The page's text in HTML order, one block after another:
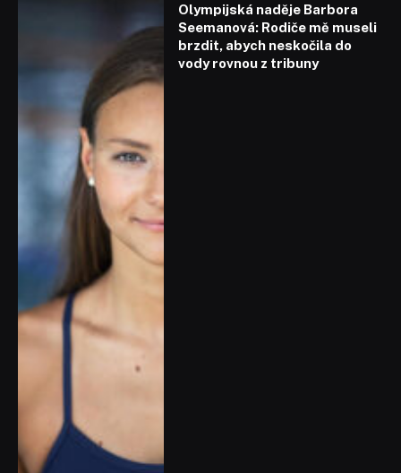
Olympijská naděje Barbora
Seemanová: Rodiče mě museli
brzdit, abych neskočila do
vody rovnou z tribuny